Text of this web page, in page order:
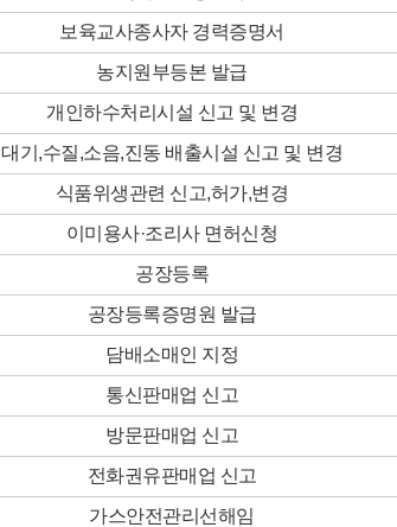
보육교사종사자 경력증명서
농지원부등본 발급
개인하수처리시설 신고 및 변경
대기,수질,소음,진동 배출시설 신고 및 변경
식품위생관련 신고,허가,변경
이미용사·조리사 면허신청
공장등록
공장등록증명원 발급
담배소매인 지정
통신판매업 신고
방문판매업 신고
전화권유판매업 신고
가스안전관리선해임